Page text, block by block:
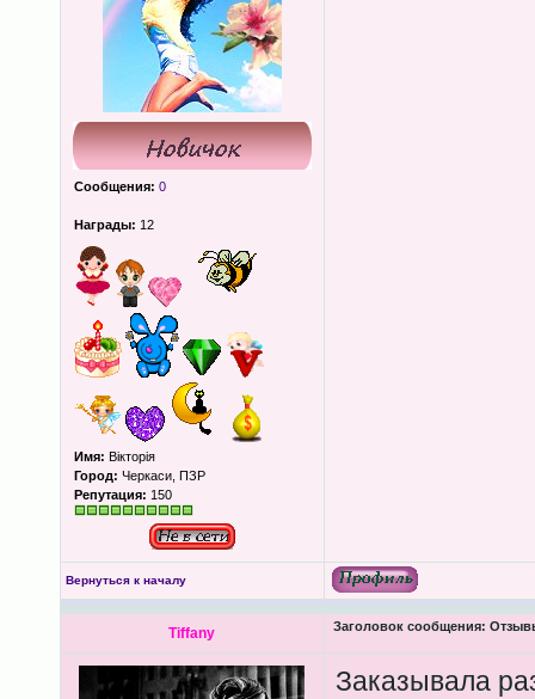
Сообщения: 0
Награды: 12
Имя: Вікторія
Город: Черкаси, ПЗР
Репутация: 150
Вернуться к началу
Tiffany Заголовок сообщения:
Заказывала